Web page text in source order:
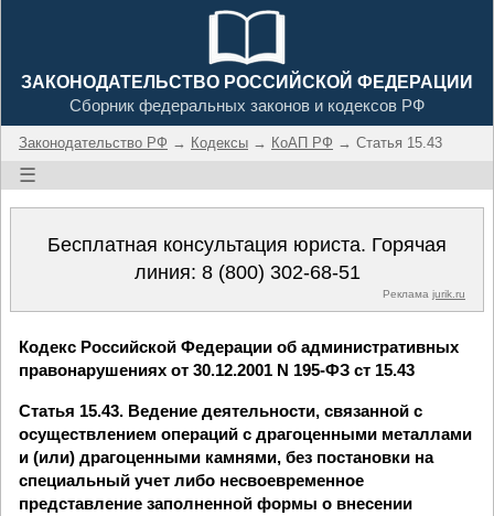
ЗАКОНОДАТЕЛЬСТВО РОССИЙСКОЙ ФЕДЕРАЦИИ
Сборник федеральных законов и кодексов РФ
Законодательство РФ → Кодексы → КоАП РФ → Статья 15.43
☰
Бесплатная консультация юриста. Горячая
линия: 8 (800) 302-68-51
Реклама jurik.ru
Кодекс Российской Федерации об административных
правонарушениях от 30.12.2001 N 195-ФЗ ст 15.43
Статья 15.43. Ведение деятельности, связанной с
осуществлением операций с драгоценными металлами
и (или) драгоценными камнями, без постановки на
специальный учет либо несвоевременное
представление заполненной формы о внесении